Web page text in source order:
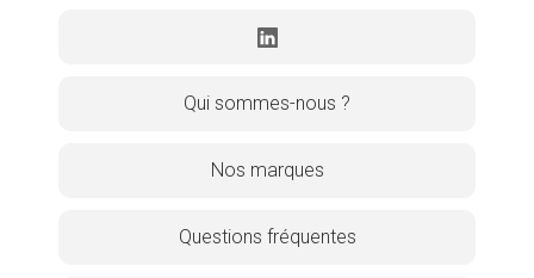
Qui sommes-nous ?
Nos marques
Questions fréquentes